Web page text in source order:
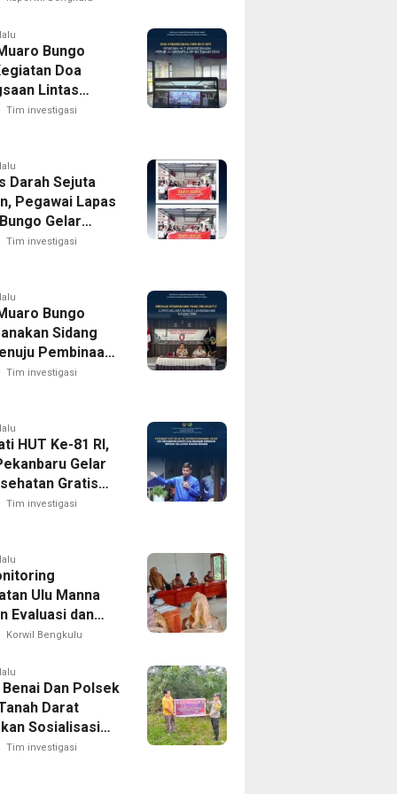
Bungo
Doa
Lintas
Kick Off
HUT RI Ke-81
Tahun 2026
Tim investigasi
Darah Sejuta
Pegawai Lapas
Gelar
Bakti Sosial
Dalam
Republik
Ke-81
Tim investigasi
Bungo
Sidang
Pembinaan
Tim investigasi
HUT Ke-81 RI,
Gelar
Gratis
Sembako
Keluarga Warga
Tim investigasi
Ulu Manna
Evaluasi dan
APBDesa
Korwil Bengkulu
Dan Polsek
Darat
Sosialisasi
Kapolres
Ajak
Tim investigasi